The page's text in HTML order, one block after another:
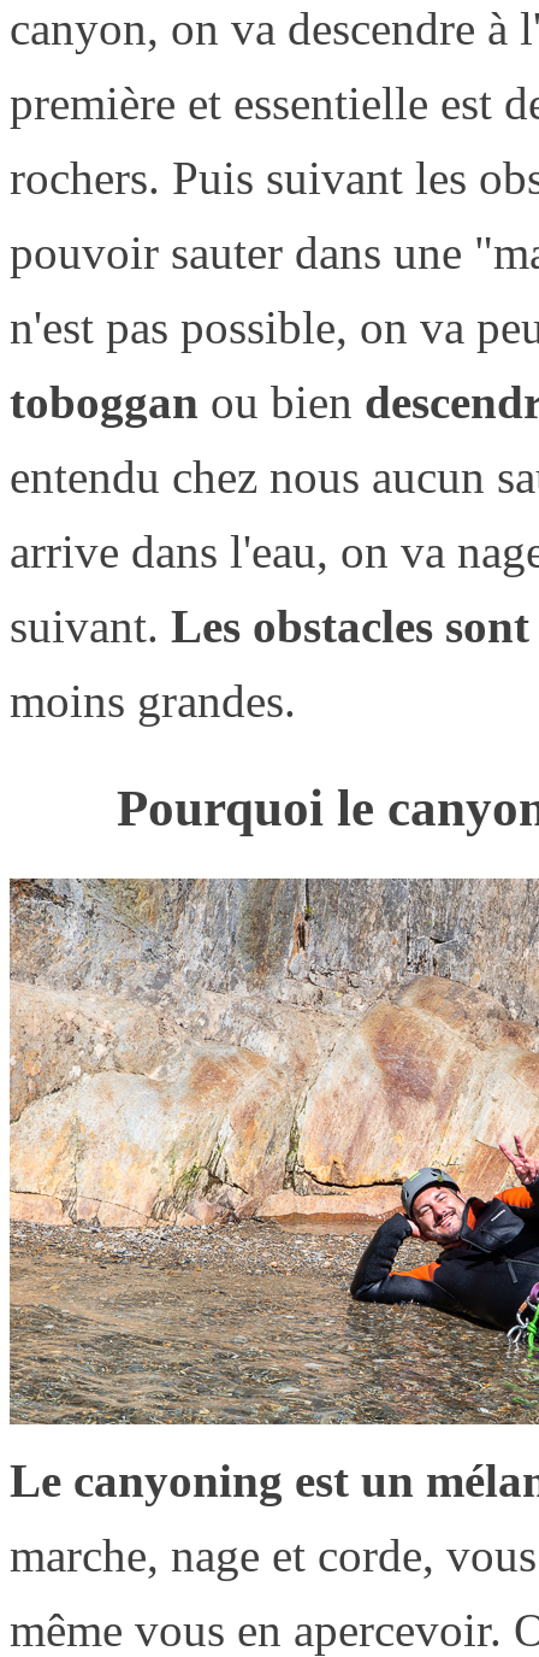
canyon, on va descendre à
première et essentielle est
rochers. Puis suivant les
pouvoir sauter dans une
n'est pas possible, on va
toboggan ou bien
entendu chez nous aucun
arrive dans l'eau, on va
suivant. Les obstacles
moins grandes.
Pourquoi le
Le canyoning est un
marche, nage et corde,
même vous en apercevoir.